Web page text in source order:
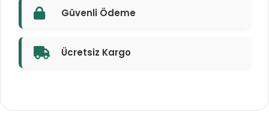
Güvenli Ödeme
Ücretsiz Kargo